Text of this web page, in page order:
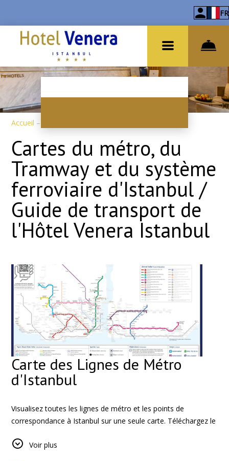
FR
Accueil –
Cartes du métro, du
Tramway et du système
ferroviaire d'Istanbul /
Guide de transport de
l'Hôtel Venera Istanbul
Carte des Lignes de Métro
d'Istanbul
Visualisez toutes les lignes de métro et les points de
correspondance à Istanbul sur une seule carte. Téléchargez le
Voir plus